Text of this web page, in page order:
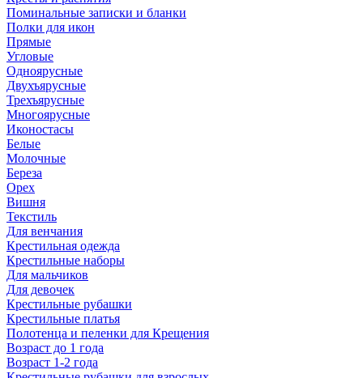
Поминальные записки и бланки
Полки для икон
Прямые
Угловые
Одноярусные
Двухъярусные
Трехъярусные
Многоярусные
Иконостасы
Белые
Молочные
Береза
Орех
Вишня
Текстиль
Для венчания
Крестильная одежда
Крестильные наборы
Для мальчиков
Для девочек
Крестильные рубашки
Крестильные платья
Полотенца и пеленки для Крещения
Возраст до 1 года
Возраст 1-2 года